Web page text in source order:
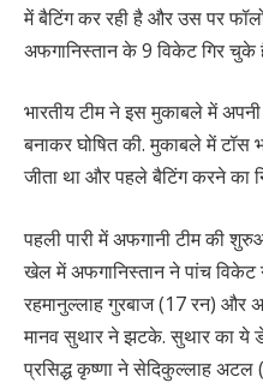
में बैटिंग कर रही है और उस पर
अफगानिस्तान के 9 विकेट गिर चुके
भारतीय टीम ने इस मुकाबले में
बनाकर घोषित की. मुकाबले में टॉस
जीता था और पहले बैटिंग करने का
पहली पारी में अफगानी टीम की
खेल में अफगानिस्तान ने पांच विकेट
रहमानुल्लाह गुरबाज (17 रन)
मानव सुथार ने झटके. सुथार का ये
प्रसिद्ध कृष्णा ने सेदिकुल्लाह